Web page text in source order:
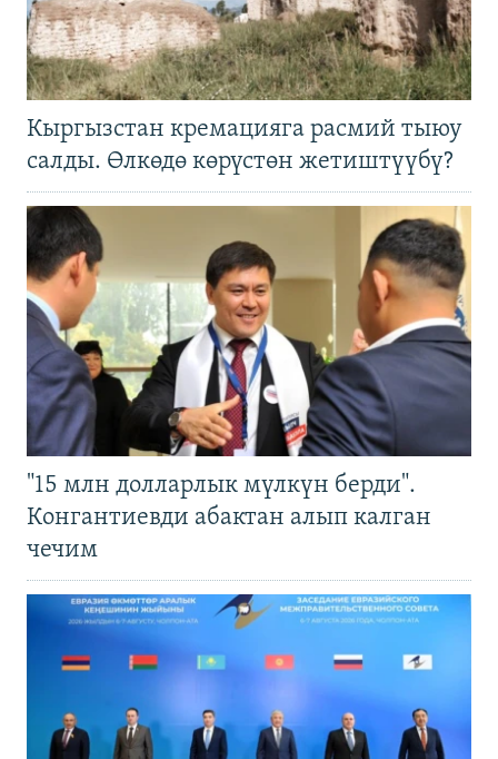
Кыргызстан кремацияга расмий тыюу
салды. Өлкөдө көрүстөн жетиштүүбү?
"15 млн долларлык мүлкүн берди".
Конгантиевди абактан алып калган
чечим